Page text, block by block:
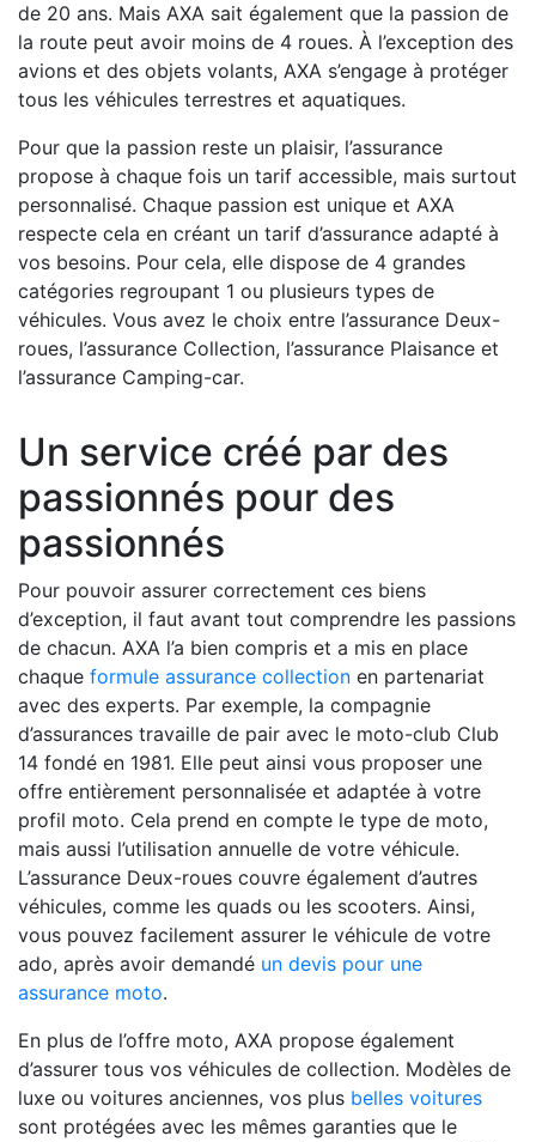
de 20 ans. Mais AXA sait également que la passion de
la route peut avoir moins de 4 roues. À l’exception des
avions et des objets volants, AXA s’engage à protéger
tous les véhicules terrestres et aquatiques.
Pour que la passion reste un plaisir, l’assurance
propose à chaque fois un tarif accessible, mais surtout
personnalisé. Chaque passion est unique et AXA
respecte cela en créant un tarif d’assurance adapté à
vos besoins. Pour cela, elle dispose de 4 grandes
catégories regroupant 1 ou plusieurs types de
véhicules. Vous avez le choix entre l’assurance Deux-
roues, l’assurance Collection, l’assurance Plaisance et
l’assurance Camping-car.
Un service créé par des
passionnés pour des
passionnés
Pour pouvoir assurer correctement ces biens
d’exception, il faut avant tout comprendre les passions
de chacun. AXA l’a bien compris et a mis en place
chaque formule assurance collection en partenariat
avec des experts. Par exemple, la compagnie
d’assurances travaille de pair avec le moto-club Club
14 fondé en 1981. Elle peut ainsi vous proposer une
offre entièrement personnalisée et adaptée à votre
profil moto. Cela prend en compte le type de moto,
mais aussi l’utilisation annuelle de votre véhicule.
L’assurance Deux-roues couvre également d’autres
véhicules, comme les quads ou les scooters. Ainsi,
vous pouvez facilement assurer le véhicule de votre
ado, après avoir demandé un devis pour une
assurance moto.
En plus de l’offre moto, AXA propose également
d’assurer tous vos véhicules de collection. Modèles de
luxe ou voitures anciennes, vos plus belles voitures
sont protégées avec les mêmes garanties que le